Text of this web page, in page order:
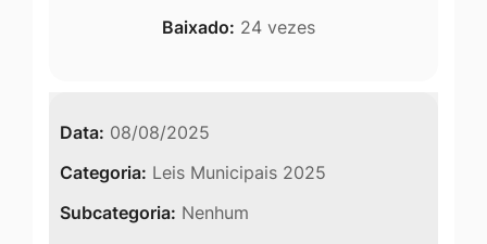
Baixado: 24 vezes
Data: 08/08/2025
Categoria: Leis Municipais 2025
Subcategoria: Nenhum